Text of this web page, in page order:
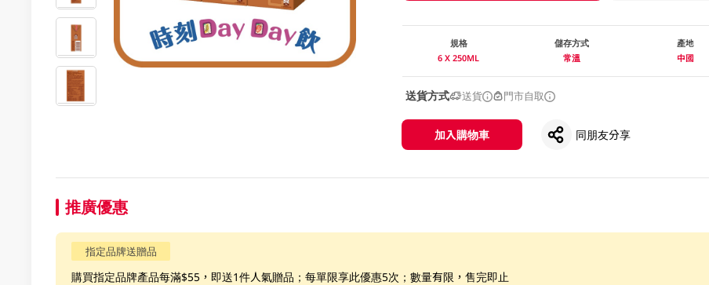
規格
6 X 250ML
儲存方式
常溫
產地
中國
送貨方式 送貨 門市自取
加入購物車 同朋友分享
推廣優惠
指定品牌送贈品
購買指定品牌產品每滿$55，即送1件人氣贈品；每單限享此優惠5次；數量有限，售完即止